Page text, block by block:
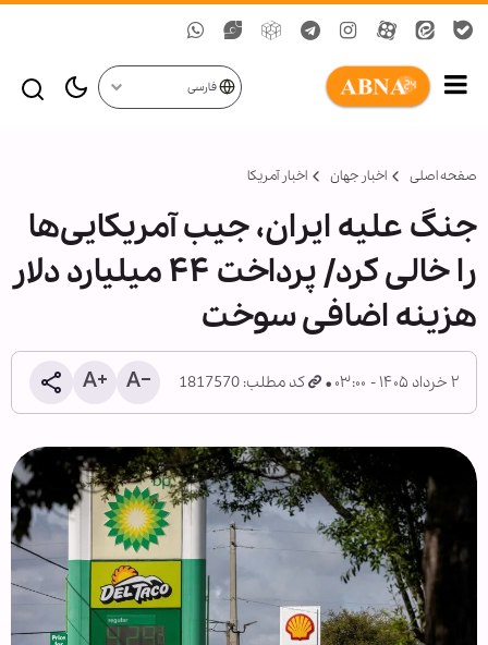
فارسی
صفحه اصلی اخبار جهان اخبار آمریکا
جنگ علیه ایران، جیب آمریکایی‌ها
را خالی کرد/ پرداخت ۴۴ میلیارد دلار
هزینه اضافی سوخت
۲ خرداد ۱۴۰۵ - ۰۳:۰۰ کد مطلب: 1817570